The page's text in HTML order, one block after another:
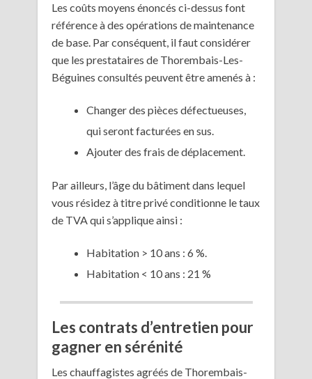
Les coûts moyens énoncés ci-dessus font
référence à des opérations de maintenance
de base. Par conséquent, il faut considérer
que les prestataires de Thorembais-Les-
Béguines consultés peuvent être amenés à :
Changer des pièces défectueuses,
qui seront facturées en sus.
Ajouter des frais de déplacement.
Par ailleurs, l’âge du bâtiment dans lequel
vous résidez à titre privé conditionne le taux
de TVA qui s’applique ainsi :
Habitation > 10 ans : 6 %.
Habitation < 10 ans : 21 %
Les contrats d’entretien pour
gagner en sérénité
Les chauffagistes agréés de Thorembais-